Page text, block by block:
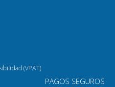
(VPAT)
PAGOS SEGUROS